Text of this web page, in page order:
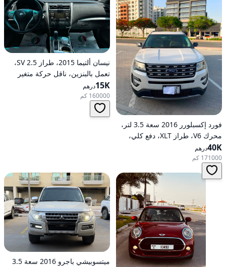
فورد إكسبلورر 2016 سعة 3.5 لتر،
محرك V6، طراز XLT، دفع كلي،
خيارات متوسطة، تعمل بالبنزين،
أوتوماتيكية، دفع كلي
40Kدرهم
171000 كم
نيسان ألتيما 2015، طراز 2.5 SV،
تعمل بالبنزين، ناقل حركة متغير
مستمر (CVT)، دفع أمامي
15Kدرهم
160000 كم
ميتسوبيشي باجرو 2016 سعة 3.5